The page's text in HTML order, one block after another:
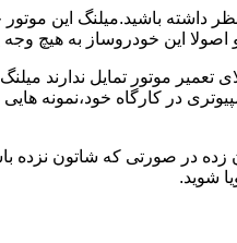
تولید نمیکند و شدیدا عملیات تراشکاری و پولیش کاری را رد و
تعمیر موتور تمایل
در کارگاه خود،نمونه
شوید.